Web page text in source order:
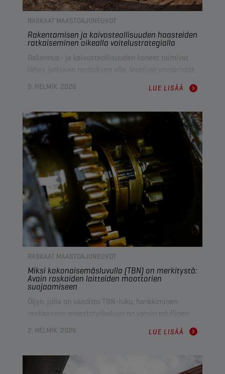
RASKAAT MAASTOAJONEUVOT
Rakentamisen ja kaivosteollisuuden haasteiden
ratkaiseminen oikealla voitelustrategialla
Rakennus- ja kaivosteollisuuden koneet toimivat
lähes jatkuvan rasituksen alla. Vaativat ympäristöt,
jatkuvat käyttöjaksot ja yhä monimutkaisemmat
järjestelmät vaativat voiteluaineita, jotka kestävät
voiteluaineiden valinta ja hyvin suunniteltu
nestestrategia ovat tärkeitä jatkuvista haasteista
selviämiseksi sekä kaluston turvallisuuden,
kustannustehokkuuden ja tuottavuuden
varmistamiseksi.
9. HELMIK. 2026 LUE LISÄÄ
RASKAAT MAASTOAJONEUVOT
Miksi kokonaisemäsluvulla (TBN) on merkitystä:
Avain raskaiden laitteiden moottorien
suojaamiseen
Öljyn, jolla on vaadittu TBN-luku, hankkiminen
raskaaseen maastotyökaluun on varsin edullinen
päätös, mutta sillä voi olla merkittävä vaikutus
laitteiston elinkaareen. Johan Van Hove, Champion
miksi TBN on avainasemassa moottorien
2. HELMIK. 2026 LUE LISÄÄ